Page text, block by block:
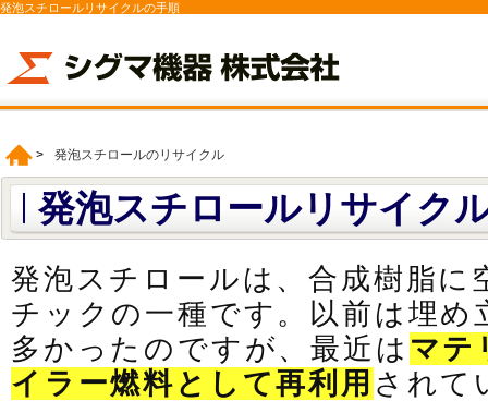
発泡スチロールリサイクルの手順
> 発泡スチロールのリサイクル
発泡スチロールリサイク
発泡スチロールは、合成樹脂に
チックの一種です。以前は埋
多かったのですが、最近は マテ
イラー燃料として再利用 されて